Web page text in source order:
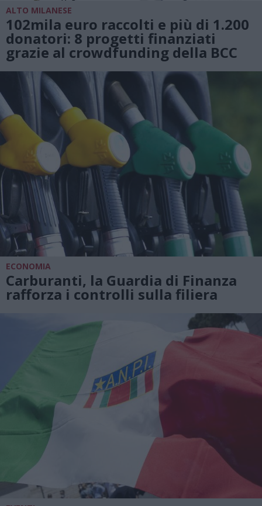
ALTO MILANESE
102mila euro raccolti e più di 1.200
donatori: 8 progetti finanziati
grazie al crowdfunding della BCC
ECONOMIA
Carburanti, la Guardia di Finanza
rafforza i controlli sulla filiera